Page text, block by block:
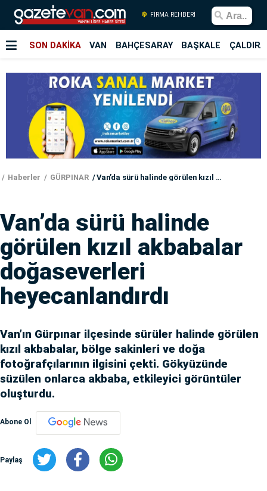
FİRMA REHBERİ
SON DAKİKA VAN BAHÇESARAY BAŞKALE
Haberler GÜRPINAR Van’da sürü halinde görülen kızıl akbabalar doğaseverleri heyecanlandırdı
Van’da sürü halinde
görülen kızıl akbabalar
doğaseverleri
heyecanlandırdı
Van’ın Gürpınar ilçesinde sürüler halinde görülen
kızıl akbabalar, bölge sakinleri ve doğa
fotoğrafçılarının ilgisini çekti. Gökyüzünde
süzülen onlarca akbaba, etkileyici görüntüler
oluşturdu.
Abone Ol
Paylaş